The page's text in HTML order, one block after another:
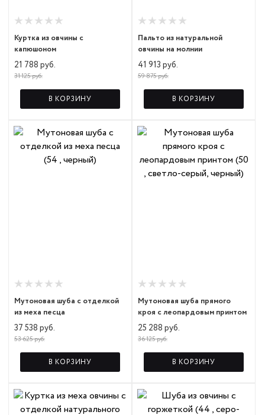
Куртка из овчины с
капюшоном
21 788 руб.
31 125 руб.
В КОРЗИНУ
Пальто из натуральной
овчины на молнии
41 913 руб.
59 875 руб.
В КОРЗИНУ
Мутоновая шуба с отделкой
из меха песца
37 538 руб.
53 625 руб.
В КОРЗИНУ
Мутоновая шуба прямого
кроя с леопардовым принтом
25 288 руб.
36 125 руб.
В КОРЗИНУ